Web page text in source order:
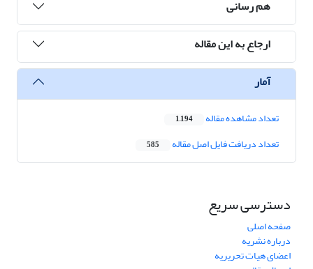
هم رسانی
ارجاع به این مقاله
آمار
تعداد مشاهده مقاله 1,194
تعداد دریافت فایل اصل مقاله 585
دسترسی سریع
صفحه اصلی
درباره نشریه
اعضای هیات تحریریه